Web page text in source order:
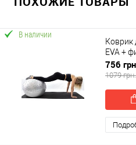
В наличии
Коврик
EVA +
(n-0149)
756
1079 грн.